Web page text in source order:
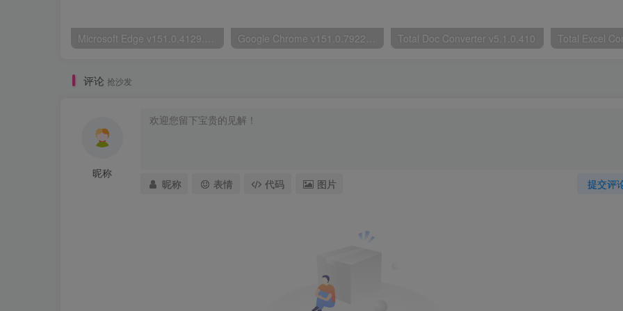
Total Doc Converter v5.1.0.410
评论 抢沙发
昵称
提交评
昵称 表情 代码 图片